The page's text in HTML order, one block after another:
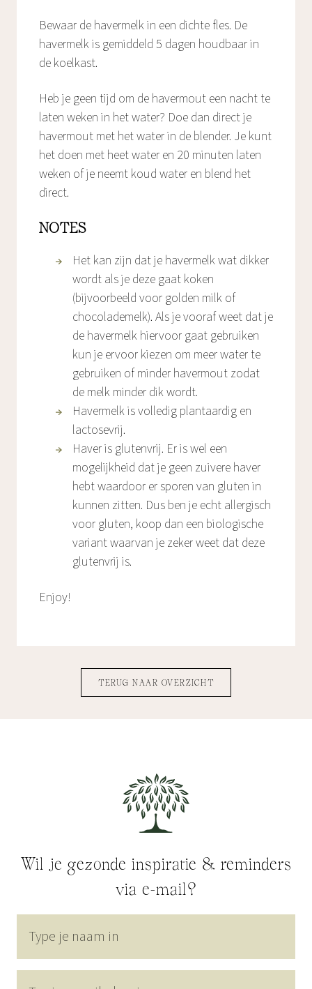
Bewaar de havermelk in een dichte fles. De
havermelk is gemiddeld 5 dagen houdbaar in
de koelkast.
Heb je geen tijd om de havermout een nacht te
laten weken in het water? Doe dan direct je
havermout met het water in de blender. Je kunt
het doen met heet water en 20 minuten laten
weken of je neemt koud water en blend het
direct.
NOTES
Het kan zijn dat je havermelk wat dikker
wordt als je deze gaat koken
(bijvoorbeeld voor golden milk of
chocolademelk). Als je vooraf weet dat je
de havermelk hiervoor gaat gebruiken
kun je ervoor kiezen om meer water te
gebruiken of minder havermout zodat
de melk minder dik wordt.
Havermelk is volledig plantaardig en
lactosevrij.
Haver is glutenvrij. Er is wel een
mogelijkheid dat je geen zuivere haver
hebt waardoor er sporen van gluten in
kunnen zitten. Dus ben je echt allergisch
voor gluten, koop dan een biologische
variant waarvan je zeker weet dat deze
glutenvrij is.
Enjoy!
TERUG NAAR OVERZICHT
Wil je gezonde inspiratie & reminders
via e-mail?